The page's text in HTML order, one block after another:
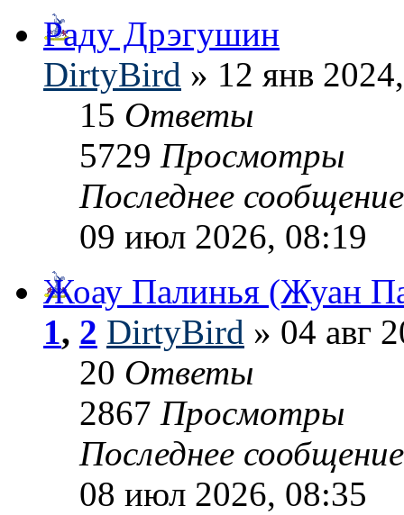
Раду Дрэгушин
DirtyBird » 12 янв
15 Ответы
5729 Просмотры
Последнее
09 июл 2026, 08:19
Жоау Палинья (Жуан
1, 2 DirtyBird » 04 авг
20 Ответы
2867 Просмотры
Последнее
08 июл 2026, 08:35